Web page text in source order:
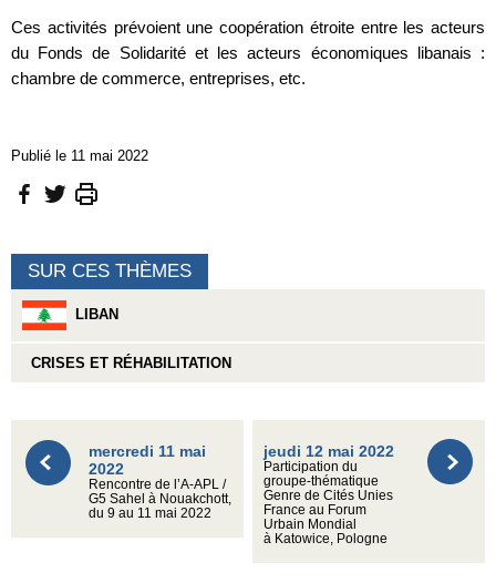
Ces activités prévoient une coopération étroite entre les acteurs
du Fonds de Solidarité et les acteurs économiques libanais :
chambre de commerce, entreprises, etc.
Publié le 11 mai 2022
SUR CES THÈMES
LIBAN
CRISES ET RÉHABILITATION
mercredi 11 mai
2022
Rencontre de l’A-APL /
G5 Sahel à Nouakchott,
du 9 au 11 mai 2022
jeudi 12 mai 2022
Participation du
groupe-thématique
Genre de Cités Unies
France au Forum
Urbain Mondial
à Katowice, Pologne